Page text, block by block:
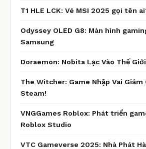
T1 HLE LCK: Vé MSI 2025 gọi tên
Odyssey OLED G8: Màn hình
Samsung
Doraemon: Nobita Lạc Vào Thế
The Witcher: Game Nhập Vai Giảm
Steam!
VNGGames Roblox: Phát triển
Roblox Studio
VTC Gameverse 2025: Nhà Phát